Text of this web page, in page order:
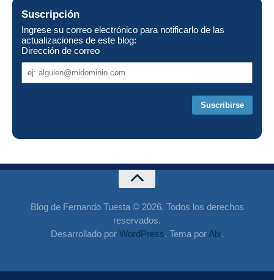
Suscripción
Ingrese su correo electrónico para notificarlo de las
actualizaciones de este blog:
Dirección de correo
Dirección
de
Blog de Fernando Tuesta © 2026. Todos los derechos
reservados.
Desarrollado por WordPress. Tema porAlx.